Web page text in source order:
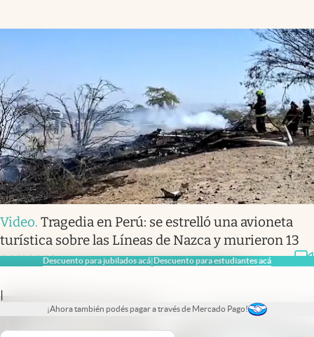
Descuento para jubilados acá|Descuento para estudiantes acá
|
¡Ahora también podés pagar a través de Mercado Pago!
Video. Tragedia en Perú: se estrelló una avioneta
turística sobre las Líneas de Nazca y murieron 13
personas